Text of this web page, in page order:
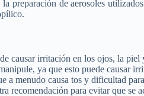
preparación de aerosoles
causar irritación en los ojos, la
ya que esto puede causar
a menudo causa tos y dificultad
recomendación para evitar que